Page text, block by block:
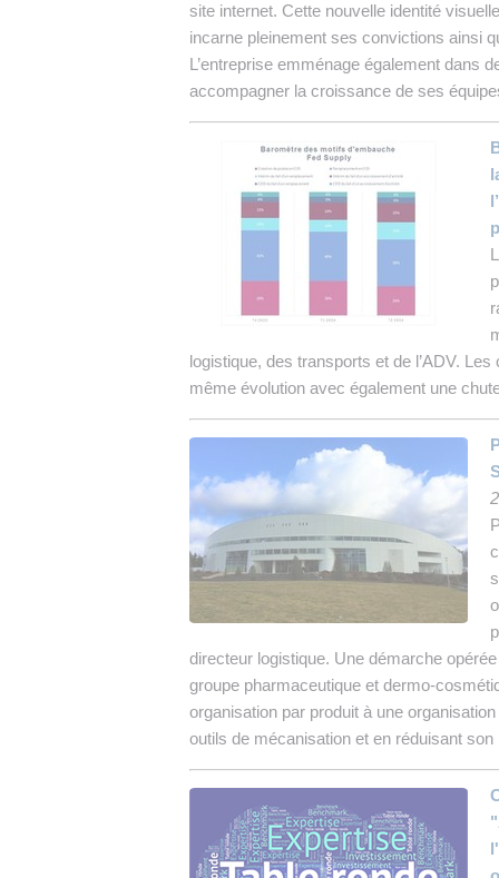
site internet. Cette nouvelle identité
incarne pleinement ses convictions ainsi
L’entreprise emménage également dans
accompagner la croissance de ses
logistique, des transports et de l’ADV.
même évolution avec également une
directeur logistique. Une démarche
groupe pharmaceutique et dermo-
organisation par produit à une
outils de mécanisation et en réduisant